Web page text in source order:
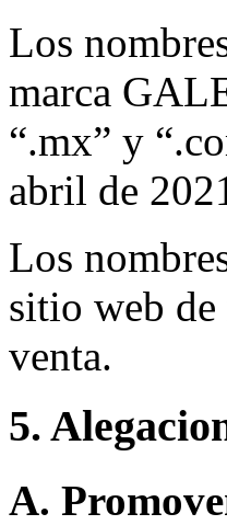
Los
marca
“.mx” y
abril de
Los
sitio web de
venta.
5.
A.